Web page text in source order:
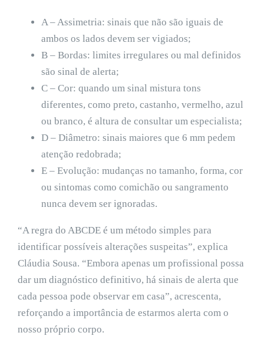
A – Assimetria: sinais que não são iguais de
ambos os lados devem ser vigiados;
B – Bordas: limites irregulares ou mal definidos
são sinal de alerta;
C – Cor: quando um sinal mistura tons
diferentes, como preto, castanho, vermelho, azul
ou branco, é altura de consultar um especialista;
D – Diâmetro: sinais maiores que 6 mm pedem
atenção redobrada;
E – Evolução: mudanças no tamanho, forma, cor
ou sintomas como comichão ou sangramento
nunca devem ser ignoradas.
“A regra do ABCDE é um método simples para
identificar possíveis alterações suspeitas”, explica
Cláudia Sousa. “Embora apenas um profissional possa
dar um diagnóstico definitivo, há sinais de alerta que
cada pessoa pode observar em casa”, acrescenta,
reforçando a importância de estarmos alerta com o
nosso próprio corpo.